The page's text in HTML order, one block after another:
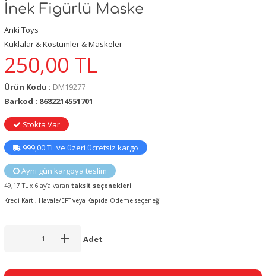
İnek Figürlü Maske
Anki Toys
Kuklalar & Kostümler & Maskeler
250,00 TL
Ürün Kodu : DM19277
Barkod : 8682214551701
Stokta Var
999,00 TL ve üzeri ücretsiz kargo
Aynı gün kargoya teslim
49,17 TL x 6 ay’a varan taksit seçenekleri
Kredi Kartı, Havale/EFT veya Kapıda Ödeme seçeneği
Adet